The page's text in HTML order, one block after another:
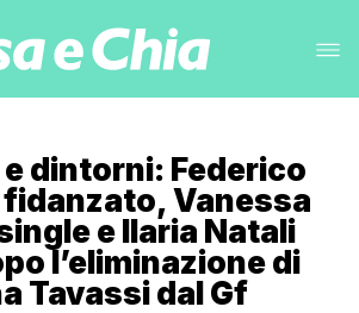
dintorni: Federico
fidanzato, Vanessa
e Ilaria Natali
l’eliminazione di
Tavassi dal Gf